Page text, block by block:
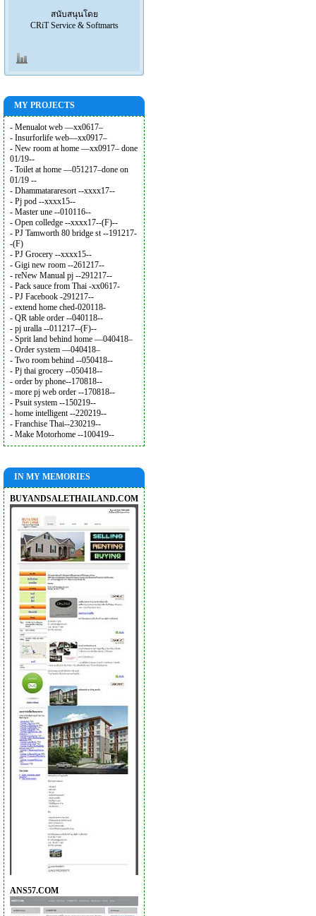
สนับสนุนโดย
CRiT Service & Softmarts
MY PROJECTS
- Menualot web —xx0617–
- Insurforlife web—xx0917–
- New room at home —xx0917– done
01/19--
- Toilet at home —051217–done on
01/19 --
- Dhammatararesort --xxxx17--
- Pj pod --xxxx15--
- Master une --010116--
- Open colledge --xxxx17--(F)--
- PJ Tamworth 80 bridge st --191217-
-(F)
- PJ Grocery --xxxx15--
- Gigi new room --261217--
- reNew Manual pj --291217--
- Pack sauce from Thai -xx0617-
- PJ Facebook -291217--
- extend home ched-020118-
- QR table order --040118--
- pj uralla --011217--(F)--
- Sprit land behind home —040418–
- Order system —040418–
- Two room behind --050418--
- Pj thai grocery --050418--
- order by phone--170818--
- more pj web order --170818--
- Psuit system --150219--
- home intelligent --220219--
- Franchise Thai--230219--
- Make Motorhome --100419--
IN MY MEMORIES
BUYANDSALETHAILAND.COM
ANS57.COM